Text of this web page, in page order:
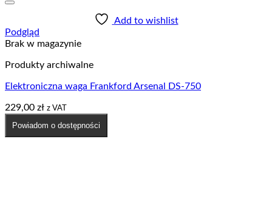
Add to wishlist
Podgląd
Brak w magazynie
Produkty archiwalne
Elektroniczna waga Frankford Arsenal DS-750
229,00 zł z VAT
Powiadom o dostępności